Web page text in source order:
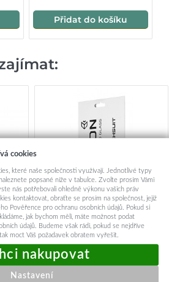
Přidat do košíku
Glue
Tvrzené sklo Techsuit na
Samsung A05s Full Cover
černé
cookies
které naše společnosti využívají. Jednotlivé typy
popsané níže v tabulce. Zvolte prosím Vámi
nás potřebovali ohledně výkonu vašich práv
kontaktovat, obraťte se prosím na společnost, jejíž
Pověřence pro ochranu osobních údajů. Pokud si
jak bychom měli, máte možnost podat
údajů. Budeme však rádi, pokud se nejdříve
moct Váš požadavek obratem vyřešit.
Nastavení